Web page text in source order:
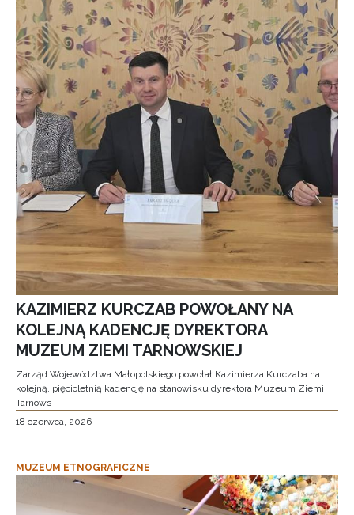
KAZIMIERZ KURCZAB POWOŁANY NA
KOLEJNĄ KADENCJĘ DYREKTORA
MUZEUM ZIEMI TARNOWSKIEJ
Zarząd Województwa Małopolskiego powołał Kazimierza Kurczaba na
kolejną, pięcioletnią kadencję na stanowisku dyrektora Muzeum Ziemi
Tarnows
18 czerwca, 2026
MUZEUM ETNOGRAFICZNE